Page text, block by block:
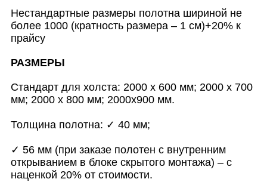
Нестандартные размеры полотна шириной не
более 1000 (кратность размера – 1 см)+20% к
прайсу
РАЗМЕРЫ
Стандарт для холста: 2000 х 600 мм; 2000 х 700
мм; 2000 х 800 мм; 2000х900 мм.
Толщина полотна: ✓ 40 мм;
✓ 56 мм (при заказе полотен с внутренним
открыванием в блоке скрытого монтажа) – с
наценкой 20% от стоимости.